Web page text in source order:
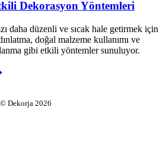
Dekorasyon Yöntemleri
daha düzenli ve sıcak hale getirmek için
doğal malzeme kullanımı ve
gibi etkili yöntemler sunuluyor.
© Dekorja 2026